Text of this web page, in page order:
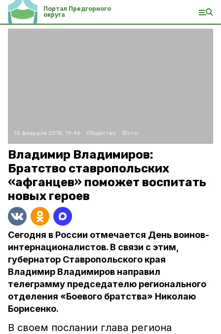
Портал Предгорного
округа
15 февраля 2018, 19:46 Общество Фото:
Владимир Владимиров:
Братство ставропольских
«афганцев» поможет воспитать
новых героев
Сегодня в России отмечается День воинов-
интернационалистов. В связи с этим,
губернатор Ставропольского края
Владимир Владимиров направил
телеграмму председателю регионального
отделения «Боевого братства» Николаю
Борисенко.
В своем послании глава региона